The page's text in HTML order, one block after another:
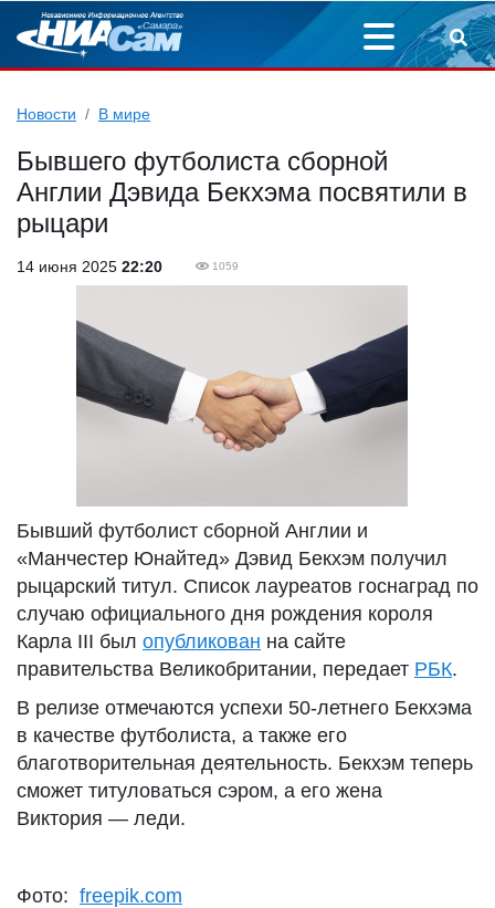
Новости В мире
Бывшего футболиста сборной
Англии Дэвида Бекхэма посвятили в
рыцари
14 июня 2025 22:20 1059
Бывший футболист сборной Англии и
«Манчестер Юнайтед» Дэвид Бекхэм получил
рыцарский титул. Список лауреатов госнаград по
случаю официального дня рождения короля
Карла III был опубликован на сайте
правительства Великобритании, передает РБК.
В релизе отмечаются успехи 50-летнего Бекхэма
в качестве футболиста, а также его
благотворительная деятельность. Бекхэм теперь
сможет титуловаться сэром, а его жена
Виктория — леди.
Фото: freepik.com